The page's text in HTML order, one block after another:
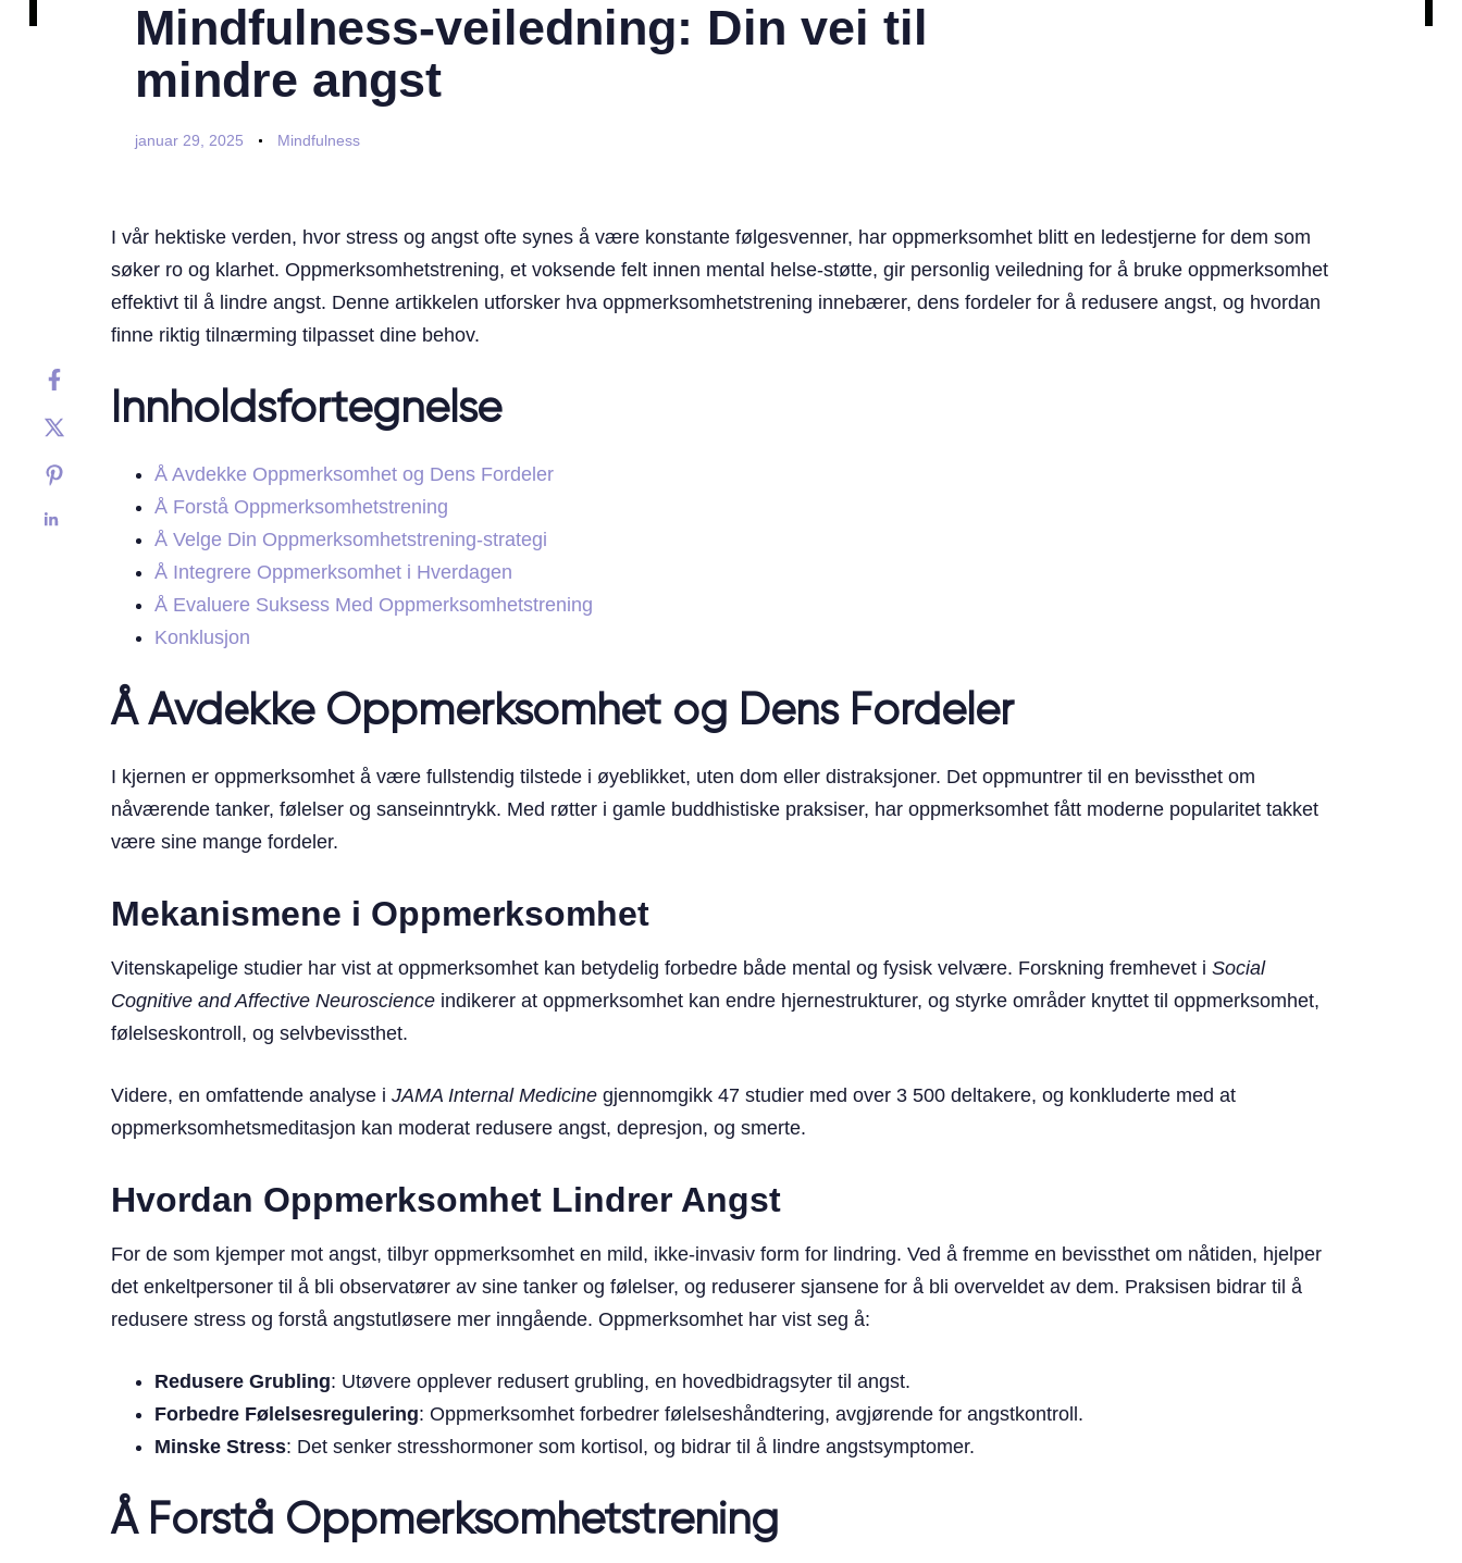
Mindfulness-veiledning: Din vei til
mindre angst
januar 29, 2025 Mindfulness
I vår hektiske verden, hvor stress og angst ofte synes å være konstante følgesvenner, har oppmerksomhet blitt en ledestjerne for dem som
søker ro og klarhet. Oppmerksomhetstrening, et voksende felt innen mental helse-støtte, gir personlig veiledning for å bruke oppmerksomhet
effektivt til å lindre angst. Denne artikkelen utforsker hva oppmerksomhetstrening innebærer, dens fordeler for å redusere angst, og hvordan
finne riktig tilnærming tilpasset dine behov.
Innholdsfortegnelse
Å Avdekke Oppmerksomhet og Dens Fordeler
Å Forstå Oppmerksomhetstrening
Å Velge Din Oppmerksomhetstrening-strategi
Å Integrere Oppmerksomhet i Hverdagen
Å Evaluere Suksess Med Oppmerksomhetstrening
Konklusjon
Å Avdekke Oppmerksomhet og Dens Fordeler
I kjernen er oppmerksomhet å være fullstendig tilstede i øyeblikket, uten dom eller distraksjoner. Det oppmuntrer til en bevissthet om
nåværende tanker, følelser og sanseinntrykk. Med røtter i gamle buddhistiske praksiser, har oppmerksomhet fått moderne popularitet takket
være sine mange fordeler.
Mekanismene i Oppmerksomhet
Vitenskapelige studier har vist at oppmerksomhet kan betydelig forbedre både mental og fysisk velvære. Forskning fremhevet i Social
Cognitive and Affective Neuroscience indikerer at oppmerksomhet kan endre hjernestrukturer, og styrke områder knyttet til oppmerksomhet,
følelseskontroll, og selvbevissthet.
Videre, en omfattende analyse i JAMA Internal Medicine gjennomgikk 47 studier med over 3 500 deltakere, og konkluderte med at
oppmerksomhetsmeditasjon kan moderat redusere angst, depresjon, og smerte.
Hvordan Oppmerksomhet Lindrer Angst
For de som kjemper mot angst, tilbyr oppmerksomhet en mild, ikke-invasiv form for lindring. Ved å fremme en bevissthet om nåtiden, hjelper
det enkeltpersoner til å bli observatører av sine tanker og følelser, og reduserer sjansene for å bli overveldet av dem. Praksisen bidrar til å
redusere stress og forstå angstutløsere mer inngående. Oppmerksomhet har vist seg å:
Redusere Grubling: Utøvere opplever redusert grubling, en hovedbidragsyter til angst.
Forbedre Følelsesregulering: Oppmerksomhet forbedrer følelseshåndtering, avgjørende for angstkontroll.
Minske Stress: Det senker stresshormoner som kortisol, og bidrar til å lindre angstsymptomer.
Å Forstå Oppmerksomhetstrening